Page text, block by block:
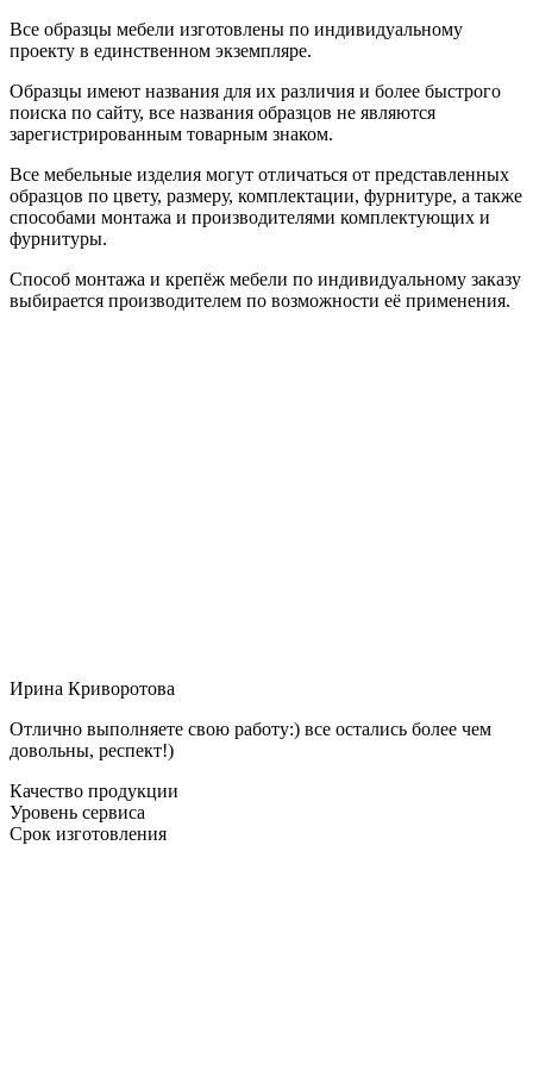
Все образцы мебели изготовлены по индивидуальному
проекту в единственном экземпляре.
Образцы имеют названия для их различия и более быстрого
поиска по сайту, все названия образцов не являются
зарегистрированным товарным знаком.
Все мебельные изделия могут отличаться от представленных
образцов по цвету, размеру, комплектации, фурнитуре, а также
способами монтажа и производителями комплектующих и
фурнитуры.
Способ монтажа и крепёж мебели по индивидуальному заказу
выбирается производителем по возможности её применения.
Ирина Криворотова
Отлично выполняете свою работу:) все остались более чем
довольны, респект!)
Качество продукции
Уровень сервиса
Срок изготовления